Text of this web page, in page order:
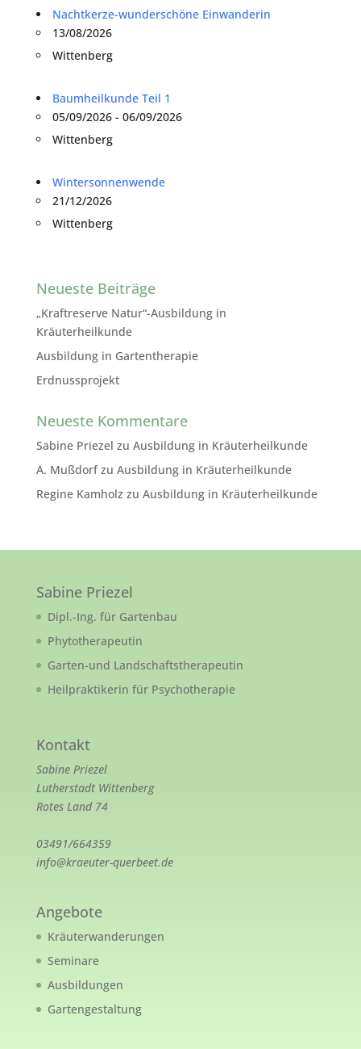
Nachtkerze-wunderschöne Einwanderin
13/08/2026
Wittenberg
Baumheilkunde Teil 1
05/09/2026 - 06/09/2026
Wittenberg
Wintersonnenwende
21/12/2026
Wittenberg
Neueste Beiträge
„Kraftreserve Natur“-Ausbildung in
Kräuterheilkunde
Ausbildung in Gartentherapie
Erdnussprojekt
Neueste Kommentare
Sabine Priezel zu Ausbildung in Kräuterheilkunde
A. Mußdorfzu Ausbildung in Kräuterheilkunde
Regine Kamholz zu Ausbildung in Kräuterheilkunde
Sabine Priezel
Dipl.-Ing. für Gartenbau
Phytotherapeutin
Garten-und Landschaftstherapeutin
Heilpraktikerin für Psychotherapie
Kontakt
Sabine Priezel
Lutherstadt Wittenberg
Rotes Land 74
03491/664359
info@kraeuter-querbeet.de
Angebote
Kräuterwanderungen
Seminare
Ausbildungen
Gartengestaltung